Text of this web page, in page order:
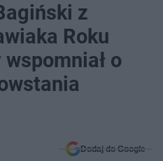
o uczestniczce powstania
z
Roku
o
Dodaj do Google